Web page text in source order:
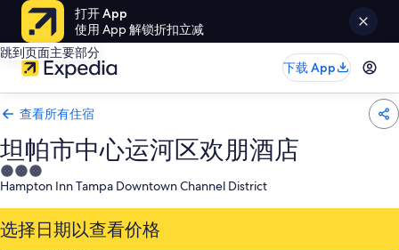
打开 App
使用 App 解锁折扣立减
跳到页面主要部分
下载 App
查看所有住宿
坦帕市中心运河区欢朋酒店
3.0
星
住
宿
Hampton Inn Tampa Downtown Channel District
选择日期以查看价格